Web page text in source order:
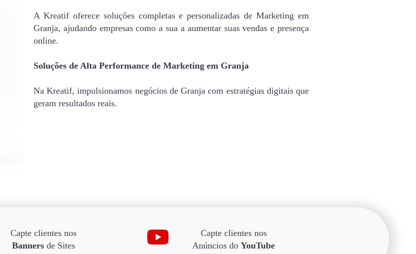
A Kreatif oferece soluções completas e personalizadas de Marketing em
Granja, ajudando empresas como a sua a aumentar suas vendas e presença
online.
Soluções de Alta Performance de Marketing em Granja
Na Kreatif, impulsionamos negócios de Granja com estratégias digitais que
geram resultados reais.
Capte clientes nos
Bannersde Sites
Capte clientes nos
Anúncios doYouTube